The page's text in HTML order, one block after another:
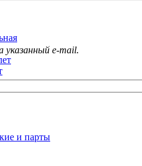
и парты
указанный e-mail.